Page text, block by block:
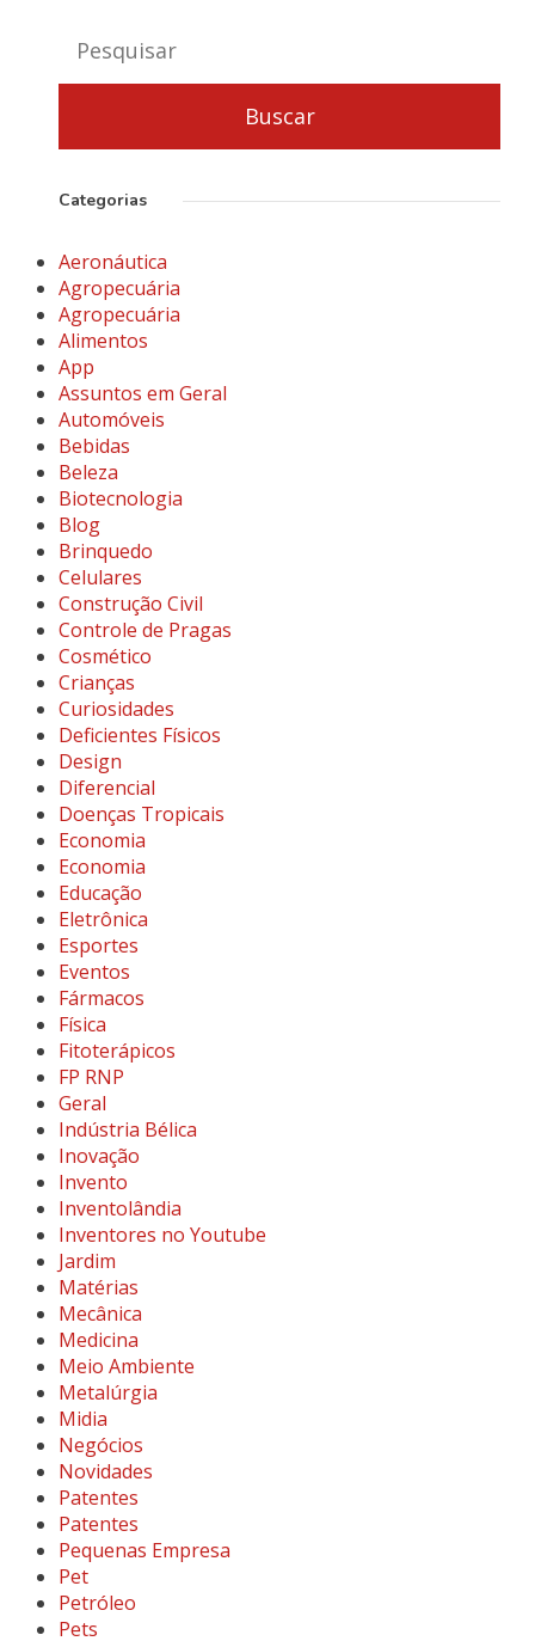
Categorias
Aeronáutica
Agropecuária
Agropecuária
Alimentos
App
Assuntos em Geral
Automóveis
Bebidas
Beleza
Biotecnologia
Blog
Brinquedo
Celulares
Construção Civil
Controle de Pragas
Cosmético
Crianças
Curiosidades
Deficientes Físicos
Design
Diferencial
Doenças Tropicais
Economia
Economia
Educação
Eletrônica
Esportes
Eventos
Fármacos
Física
Fitoterápicos
FP RNP
Geral
Indústria Bélica
Inovação
Invento
Inventolândia
Inventores no Youtube
Jardim
Matérias
Mecânica
Medicina
Meio Ambiente
Metalúrgia
Midia
Negócios
Novidades
Patentes
Patentes
Pequenas Empresa
Pet
Petróleo
Pets